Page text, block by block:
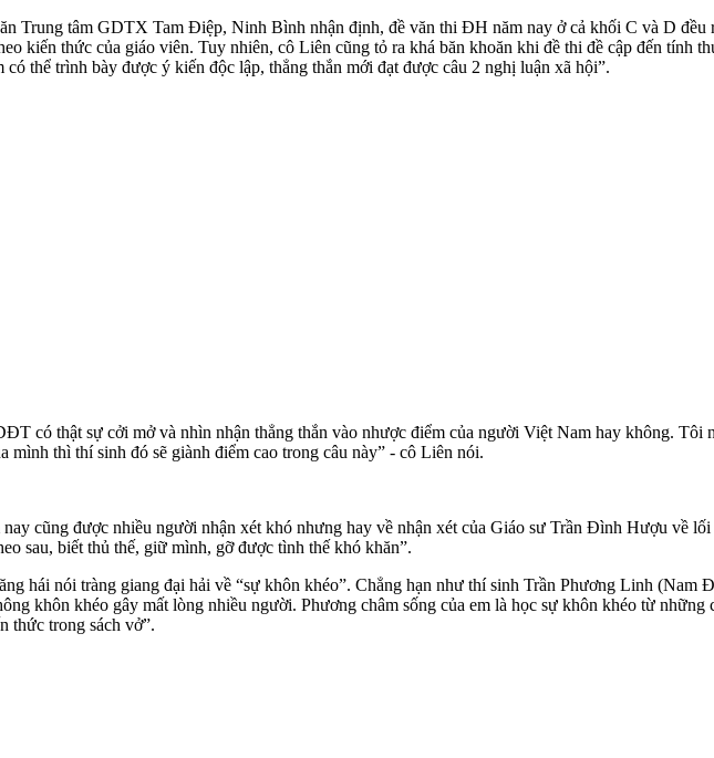
Trung tâm GDTX Tam Điệp, Ninh Bình nhận định, đề văn thi ĐH năm nay ở cả khối C và D đều
kiến thức của giáo viên. Tuy nhiên, cô Liên cũng tỏ ra khá băn khoăn khi đề thi đề cập đến tính
có thể trình bày được ý kiến độc lập, thẳng thắn mới đạt được câu 2 nghị luận xã hội”.
có thật sự cởi mở và nhìn nhận thẳng thắn vào nhược điểm của người Việt Nam hay không. Tôi
mình thì thí sinh đó sẽ giành điểm cao trong câu này” - cô Liên nói.
cũng được nhiều người nhận xét khó nhưng hay về nhận xét của Giáo sư Trần Đình Hượu về
sau, biết thủ thế, giữ mình, gỡ được tình thế khó khăn”.
hái nói tràng giang đại hải về “sự khôn khéo”. Chẳng hạn như thí sinh Trần Phương Linh
khôn khéo gây mất lòng nhiều người. Phương châm sống của em là học sự khôn khéo từ
thức trong sách vở”.